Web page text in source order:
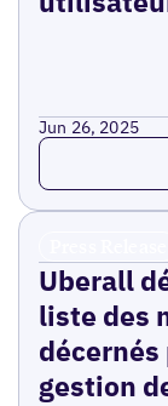
Jun 26, 2025
Read more
Uberall
liste des
décernés
gestion